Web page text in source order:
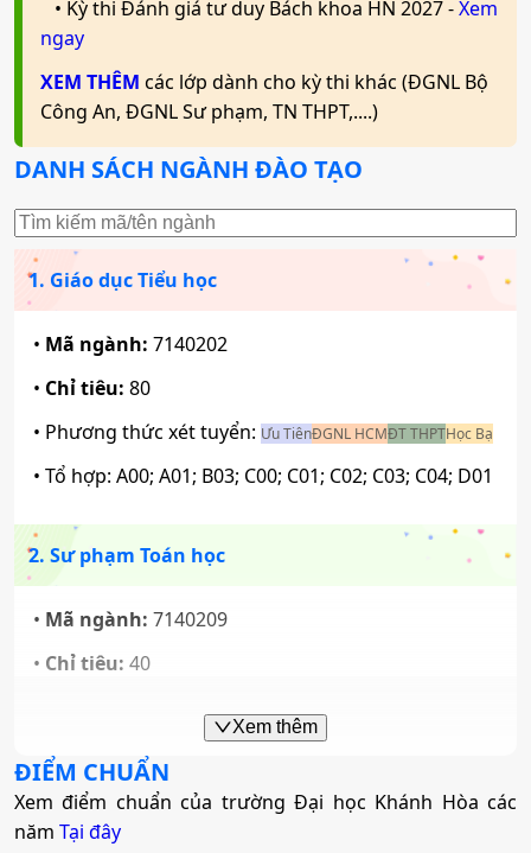
Mã ngành:
Tổ hợp:A01; D01; D07; D08; D09; D10; X25; K01
Marketing
Mã ngành:7340115
Tổ hợp:A01; D01; D07; D08; D09; D10; X25; K01
Sinh học ứng dụng
Hóa học
Mã ngành: 7810101
Tổ hợp:D01; D14; D15; D11; D12; D13
Mã ngành:7229020
D65; X70; X74; X78
Văn học
Mã ngành:7229030
Tổ hợp:C00; C03; C04; D01; D09; D10; D14; D15;
D65; X70; X74; X78
Văn hóa học
Mã ngành:
Tổ hợp:
C00; C03; C04; D01; D09; D10; D14; D15;
D65; X70; X74; X78
Mã ngành:7310630
C00; C03; C04; D01; D09; D10; D14; D15;
Truyền thông đa phương tiện
Mã ngành:7140247
Sư phạm Lịch sử - Địa lý
Mã ngành:7140249
Ngôn ngữ Anh
Mã ngành: 7220201
Ngôn ngữ Trung Quốc
Mã ngành:7220204
Mã ngành:
Văn học
7229030
Văn hóa học
• Kỳ thi Đánh giá tư duy Bách khoa HN 2027 -Xem
ngay
XEM THÊM các lớp dành cho kỳ thi khác (ĐGNL Bộ
Công An, ĐGNL Sư phạm, TN THPT,....)
DANH SÁCH NGÀNH ĐÀO TẠO
1. Giáo dục Tiểu học
• Mã ngành: 7140202
• Chỉ tiêu: 80
• Phương thức xét tuyển: Ưu TiênĐGNL HCMĐT THPTHọc Bạ
• Tổ hợp: A00; A01; B03; C00; C01; C02; C03; C04; D01
2. Sư phạm Toán học
• Mã ngành: 7140209
• Chỉ tiêu: 40
• Tổ hợp: A00; A01; X06; B00; D07; K01
3. Sư phạm Vật lý
Xem thêm
ĐIỂM CHUẨN
Xem điểm chuẩn của trường Đại học Khánh Hòa các
năm Tại đây